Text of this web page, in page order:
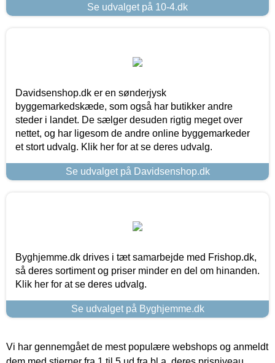
Se udvalget på 10-4.dk
Davidsenshop.dk er en sønderjysk
byggemarkedskæde, som også har butikker andre
steder i landet. De sælger desuden rigtig meget over
nettet, og har ligesom de andre online byggemarkeder
et stort udvalg. Klik her for at se deres udvalg.
Se udvalget på Davidsenshop.dk
Byghjemme.dk drives i tæt samarbejde med Frishop.dk,
så deres sortiment og priser minder en del om hinanden.
Klik her for at se deres udvalg.
Se udvalget på Byghjemme.dk
Vi har gennemgået de mest populære webshops og anmeldt